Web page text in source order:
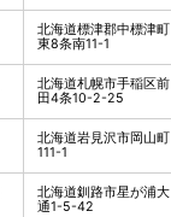
北海道標津郡中標津町
東8条南11-1
北海道札幌市手稲区前
田4条10-2-25
北海道岩見沢市岡山町
111-1
北海道釧路市星が浦大
通1-5-42